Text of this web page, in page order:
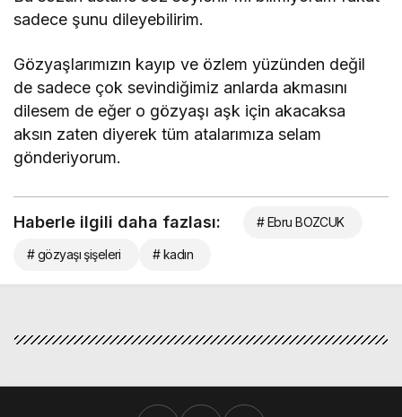
sadece şunu dileyebilirim.
Gözyaşlarımızın kayıp ve özlem yüzünden değil
de sadece çok sevindiğimiz anlarda akmasını
dilesem de eğer o gözyaşı aşk için akacaksa
aksın zaten diyerek tüm atalarımıza selam
gönderiyorum.
Haberle ilgili daha fazlası: # Ebru BOZCUK
# gözyaşı şişeleri # kadın